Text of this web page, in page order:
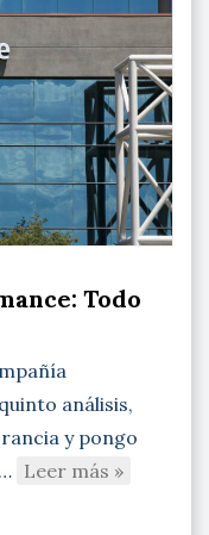
Todo
análisis,
y pongo
Leer más »